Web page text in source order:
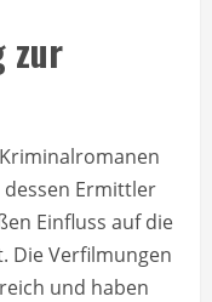
zur
Ermittler
Einfluss auf die
Die Verfilmungen
und haben